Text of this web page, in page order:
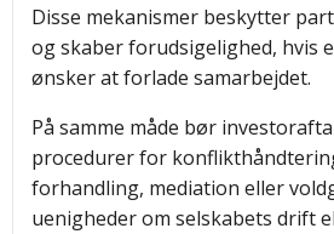
Disse mekanismer beskytter
og skaber forudsigelighed, hvis
ønsker at forlade samarbejdet.
På samme måde bør
procedurer for
forhandling, mediation eller
uenigheder om selskabets drift